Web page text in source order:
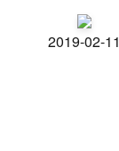
2019-02-11